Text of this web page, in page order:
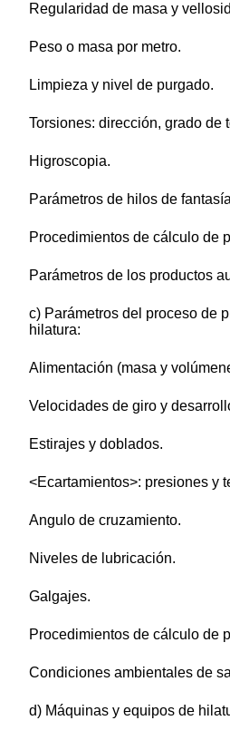
Regularidad de masa y
Peso o masa por metro.
Limpieza y nivel de purgado.
Torsiones: dirección, grado de
Higroscopia.
Parámetros de hilos de
Procedimientos de cálculo de
Parámetros de los productos
c) Parámetros del proceso de
hilatura:
Alimentación (masa y
Velocidades de giro y
Estirajes y doblados.
<Ecartamientos>: presiones y
Angulo de cruzamiento.
Niveles de lubricación.
Galgajes.
Procedimientos de cálculo de
Condiciones ambientales de
d) Máquinas y equipos de